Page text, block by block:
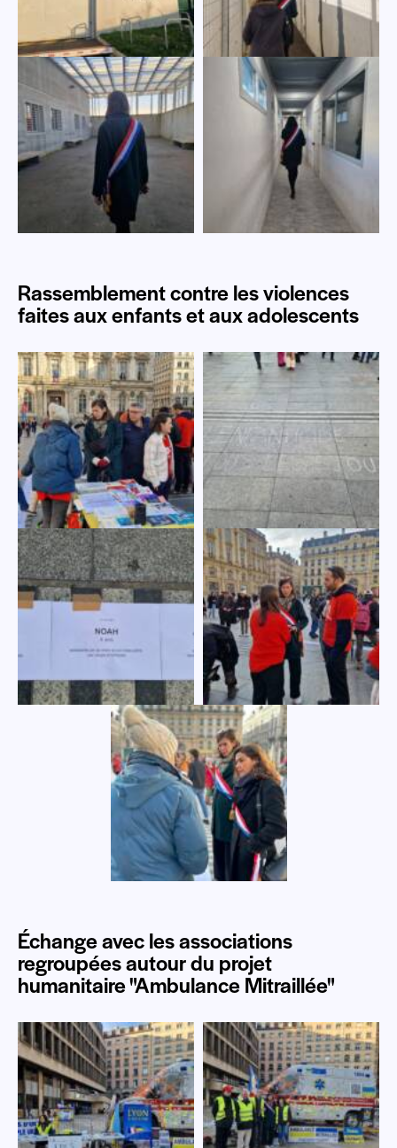
Rassemblement contre les violences
faites aux enfants et aux adolescents
Échange avec les associations
regroupées autour du projet
humanitaire "Ambulance Mitraillée"